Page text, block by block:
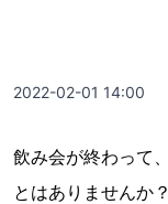
2022-02-01 14:00
飲み会が終わって
とはありませんか？